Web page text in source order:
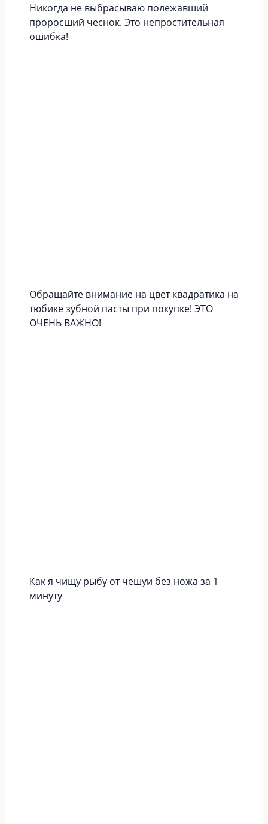
Никогда не выбрасываю полежавший
проросший чеснок. Это непростительная
ошибка!
Обращайте внимание на цвет квадратика на
тюбике зубной пасты при покупке! ЭТО
ОЧЕНЬ ВАЖНО!
Как я чищу рыбу от чешуи без ножа за 1
минуту